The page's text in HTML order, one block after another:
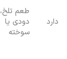
دارد
طعم تلخ،
دودی یا
سوخته